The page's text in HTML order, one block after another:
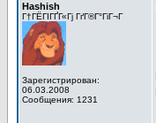
Hashish
Г†ГЁГІГҐГ«Гј ГґГ®Г°ГіГ¬Г
Зарегистрирован:
06.03.2008
Сообщения: 1231